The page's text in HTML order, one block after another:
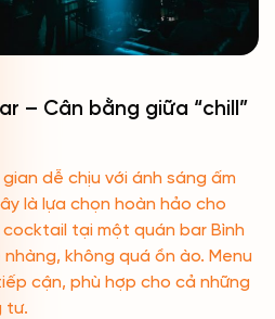
– Cân bằng giữa “chill”
dễ chịu với ánh sáng ấm
là lựa chọn hoàn hảo cho
cocktail tại một quán bar Bình
không quá ồn ào. Menu
cận, phù hợp cho cả những
tư.